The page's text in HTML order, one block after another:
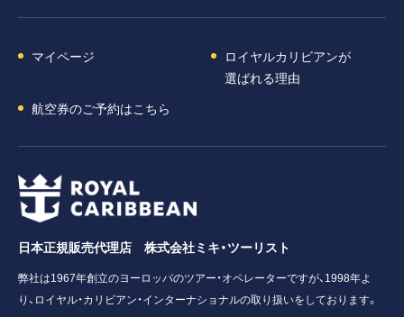
マイページ
ロイヤルカリビアンが
選ばれる理由
航空券のご予約はこちら
日本正規販売代理店 株式会社ミキ・ツーリスト
弊社は1967年創立のヨーロッパのツアー・オペレーターですが、1998年よ
り、ロイヤル・カリビアン・インターナショナルの取り扱いをしております。